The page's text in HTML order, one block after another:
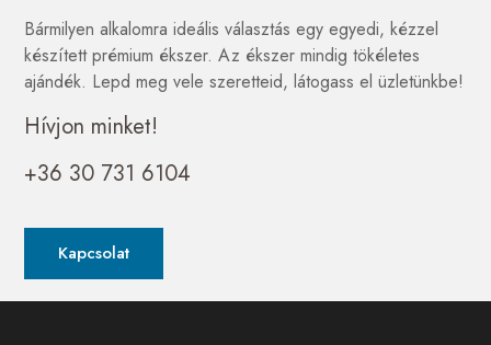
Bármilyen alkalomra ideális választás egy egyedi, kézzel
készített prémium ékszer. Az ékszer mindig tökéletes
ajándék. Lepd meg vele szeretteid, látogass el üzletünkbe!
Hívjon minket!
+36 30 731 6104
Kapcsolat